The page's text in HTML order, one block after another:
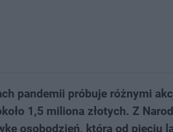
pandemii próbuje różnymi
1,5 miliona złotych. Z
osobodzień, która od pięciu